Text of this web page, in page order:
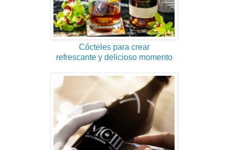
Cócteles para crear
refrescante y delicioso momento